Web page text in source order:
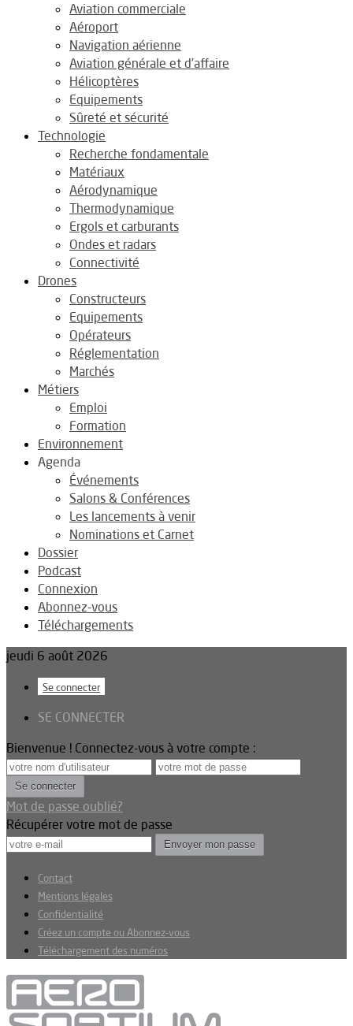
Aviation commerciale
Aéroport
Navigation aérienne
Aviation générale et d’affaire
Hélicoptères
Equipements
Sûreté et sécurité
Technologie
Recherche fondamentale
Matériaux
Aérodynamique
Thermodynamique
Ergols et carburants
Ondes et radars
Connectivité
Drones
Constructeurs
Equipements
Opérateurs
Réglementation
Marchés
Métiers
Emploi
Formation
Environnement
Agenda
Événements
Salons & Conférences
Les lancements à venir
Nominations et Carnet
Dossier
Podcast
Connexion
Abonnez-vous
Téléchargements
jeudi 6 août 2026
Se connecter
SE CONNECTER
Bienvenue ! Connectez-vous à votre compte :
Mot de passe oublié?
Récupérer votre mot de passe
Contact
Mentions légales
Confidentialité
Créez un compte ou Abonnez-vous
Téléchargement des numéros